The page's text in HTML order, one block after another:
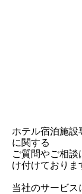
ホテル宿泊施設
に関する
ご質問やご相
け付けておりま
当社のサービ